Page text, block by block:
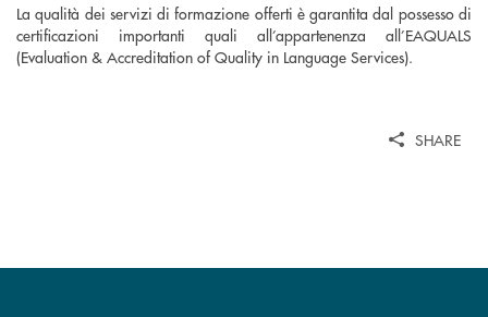
La qualità dei servizi di formazione offerti è garantita dal possesso di
certificazioni importanti quali all’appartenenza all’EAQUALS
(Evaluation & Accreditation of Quality in Language Services).
SHARE